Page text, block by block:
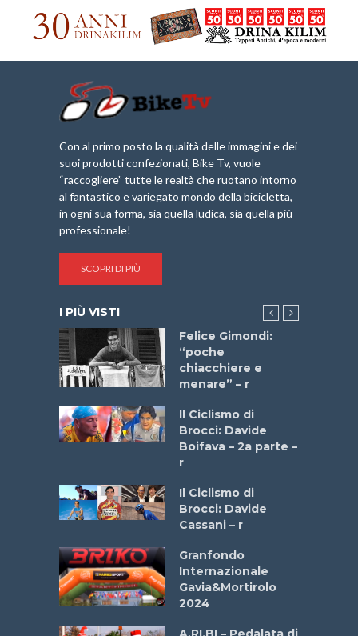
Con al primo posto la qualità delle immagini e dei
suoi prodotti confezionati, Bike Tv, vuole
“raccogliere” tutte le realtà che ruotano intorno
al fantastico e variegato mondo della bicicletta,
in ogni sua forma, sia quella ludica, sia quella più
professionale!
SCOPRI DI PIÙ
I PIÙ VISTI
Felice Gimondi:
“poche
chiacchiere e
menare” – r
Il Ciclismo di
Brocci: Davide
Boifava – 2a parte –
r
Il Ciclismo di
Brocci: Davide
Cassani – r
Granfondo
Internazionale
Gavia&Mortirolo
2024